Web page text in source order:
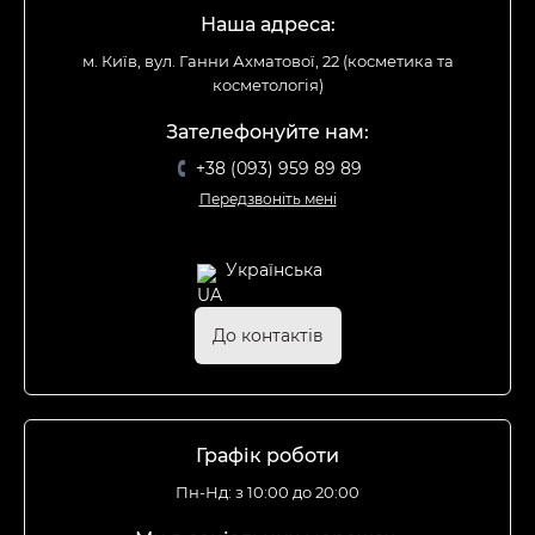
Наша адреса:
м. Київ, вул. Ганни Ахматової, 22 (косметика та
косметологія)
Зателефонуйте нам:
+38 (093) 959 89 89
Передзвоніть мені
Українська
До контактів
Графік роботи
Пн-Нд: з 10:00 до 20:00